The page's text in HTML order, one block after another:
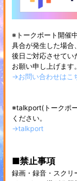
※トークポート開催
具合が発生した場合
後日ご対応させてい
お願い申し上げます。
→お問い合わせはこ
※talkport(トークポ
ください。
→talkport
■禁止事項
録画・録音・スクリ